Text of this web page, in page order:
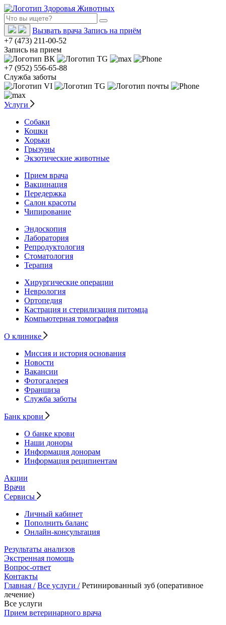
Вызвать врача Запись на приём
+7 (473) 211-00-52
Запись на прием
+7 (952) 556-65-88
Служба заботы
Услуги
Собаки
Кошки
Хорьки
Грызуны
Экзотические животные
Прием врача
Вакцинация
Передержка
Салон красоты
Чипирование
Эндоскопия
Лаборатория
Репродуктология
Стоматология
Терапия
Хирургические операции
Неврология
Ортопедия
Кастрация и стерилизация питомца
Компьютерная томография
О клинике
Миссия и история основания
Новости
Вакансии
Фотогалерея
Франшиза
Служба заботы
Банк крови
О банке крови
Наши доноры
Информация донорам
Информация реципиентам
Акции
Врачи
Сервисы
Личный кабинет
Пополнить баланс
Онлайн-консультация
Результаты анализов
Экстренная помощь
Вопрос-ответ
Контакты
Главная / Все услуги / Ретинированный зуб (оперативное
лечение)
Все услуги
Прием ветеринарного врача